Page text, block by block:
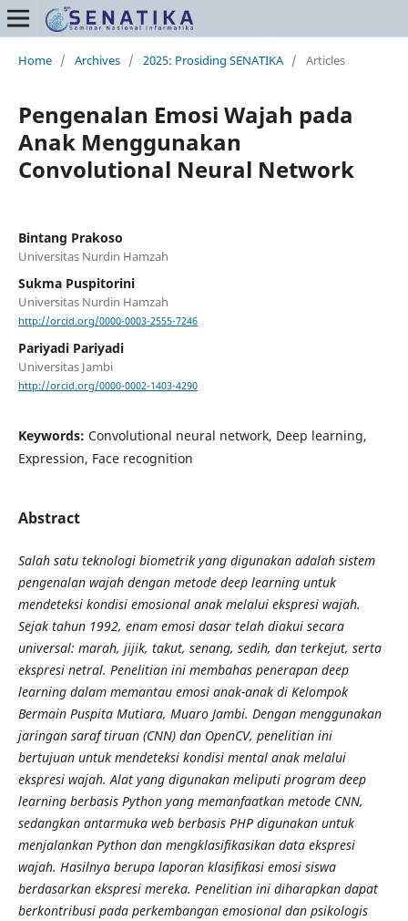
Home / Archives / 2025: Prosiding SENATIKA / Articles
Pengenalan Emosi Wajah pada
Anak Menggunakan
Convolutional Neural Network
Bintang Prakoso
Universitas Nurdin Hamzah
Sukma Puspitorini
Universitas Nurdin Hamzah
http://orcid.org/0000-0003-2555-7246
Pariyadi Pariyadi
Universitas Jambi
http://orcid.org/0000-0002-1403-4290
Keywords: Convolutional neural network, Deep learning,
Expression, Face recognition
Abstract
Salah satu teknologi biometrik yang digunakan adalah sistem
pengenalan wajah dengan metode deep learning untuk
mendeteksi kondisi emosional anak melalui ekspresi wajah.
Sejak tahun 1992, enam emosi dasar telah diakui secara
universal: marah, jijik, takut, senang, sedih, dan terkejut, serta
ekspresi netral. Penelitian ini membahas penerapan deep
learning dalam memantau emosi anak-anak di Kelompok
Bermain Puspita Mutiara, Muaro Jambi. Dengan menggunakan
jaringan saraf tiruan (CNN) dan OpenCV, penelitian ini
bertujuan untuk mendeteksi kondisi mental anak melalui
ekspresi wajah. Alat yang digunakan meliputi program deep
learning berbasis Python yang memanfaatkan metode CNN,
sedangkan antarmuka web berbasis PHP digunakan untuk
menjalankan Python dan mengklasifikasikan data ekspresi
wajah. Hasilnya berupa laporan klasifikasi emosi siswa
berdasarkan ekspresi mereka. Penelitian ini diharapkan dapat
berkontribusi pada perkembangan emosional dan psikologis